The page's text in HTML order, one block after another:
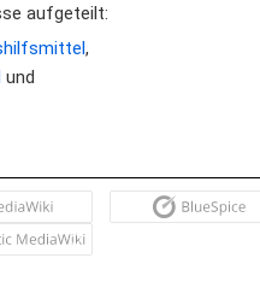
aufgeteilt:
,
und